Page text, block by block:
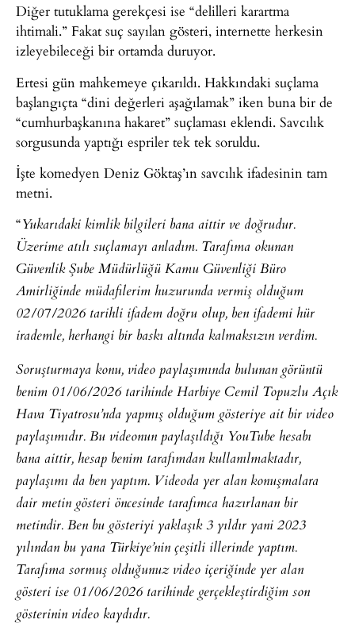
Diğer tutuklama gerekçesi ise “delilleri karartma
ihtimali.” Fakat suç sayılan gösteri, internette herkesin
izleyebileceği bir ortamda duruyor.
Ertesi gün mahkemeye çıkarıldı. Hakkındaki suçlama
başlangıçta “dini değerleri aşağılamak” iken buna bir de
“cumhurbaşkanına hakaret” suçlaması eklendi. Savcılık
sorgusunda yaptığı espriler tek tek soruldu.
İşte komedyen Deniz Göktaş’ın savcılık ifadesinin tam
metni.
“Yukarıdaki kimlik bilgileri bana aittir ve doğrudur.
Üzerime atılı suçlamayı anladım. Tarafıma okunan
Güvenlik Şube Müdürlüğü Kamu Güvenliği Büro
Amirliğinde müdafilerim huzurunda vermiş olduğum
02/07/2026 tarihli ifadem doğru olup, ben ifademi hür
irademle, herhangi bir baskı altında kalmaksızın verdim.
Soruşturmaya konu, video paylaşımında bulunan görüntü
benim 01/06/2026 tarihinde Harbiye Cemil Topuzlu Açık
Hava Tiyatrosu’nda yapmış olduğum gösteriye ait bir video
paylaşımıdır. Bu videonun paylaşıldığı YouTube hesabı
bana aittir, hesap benim tarafımdan kullanılmaktadır,
paylaşımı da ben yaptım. Videoda yer alan konuşmalara
dair metin gösteri öncesinde tarafımca hazırlanan bir
metindir. Ben bu gösteriyi yaklaşık 3 yıldır yani 2023
yılından bu yana Türkiye’nin çeşitli illerinde yaptım.
Tarafıma sormuş olduğunuz video içeriğinde yer alan
gösteri ise 01/06/2026 tarihinde gerçekleştirdiğim son
gösterinin video kaydıdır.